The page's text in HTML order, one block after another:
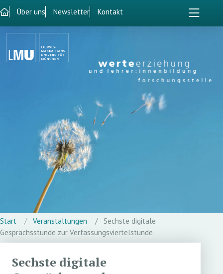
Über uns Newsletter Kontakt
Start Veranstaltungen
Sechste digitale
Gesprächsstunde zur Verfassungsviertelstunde
Sechste digitale